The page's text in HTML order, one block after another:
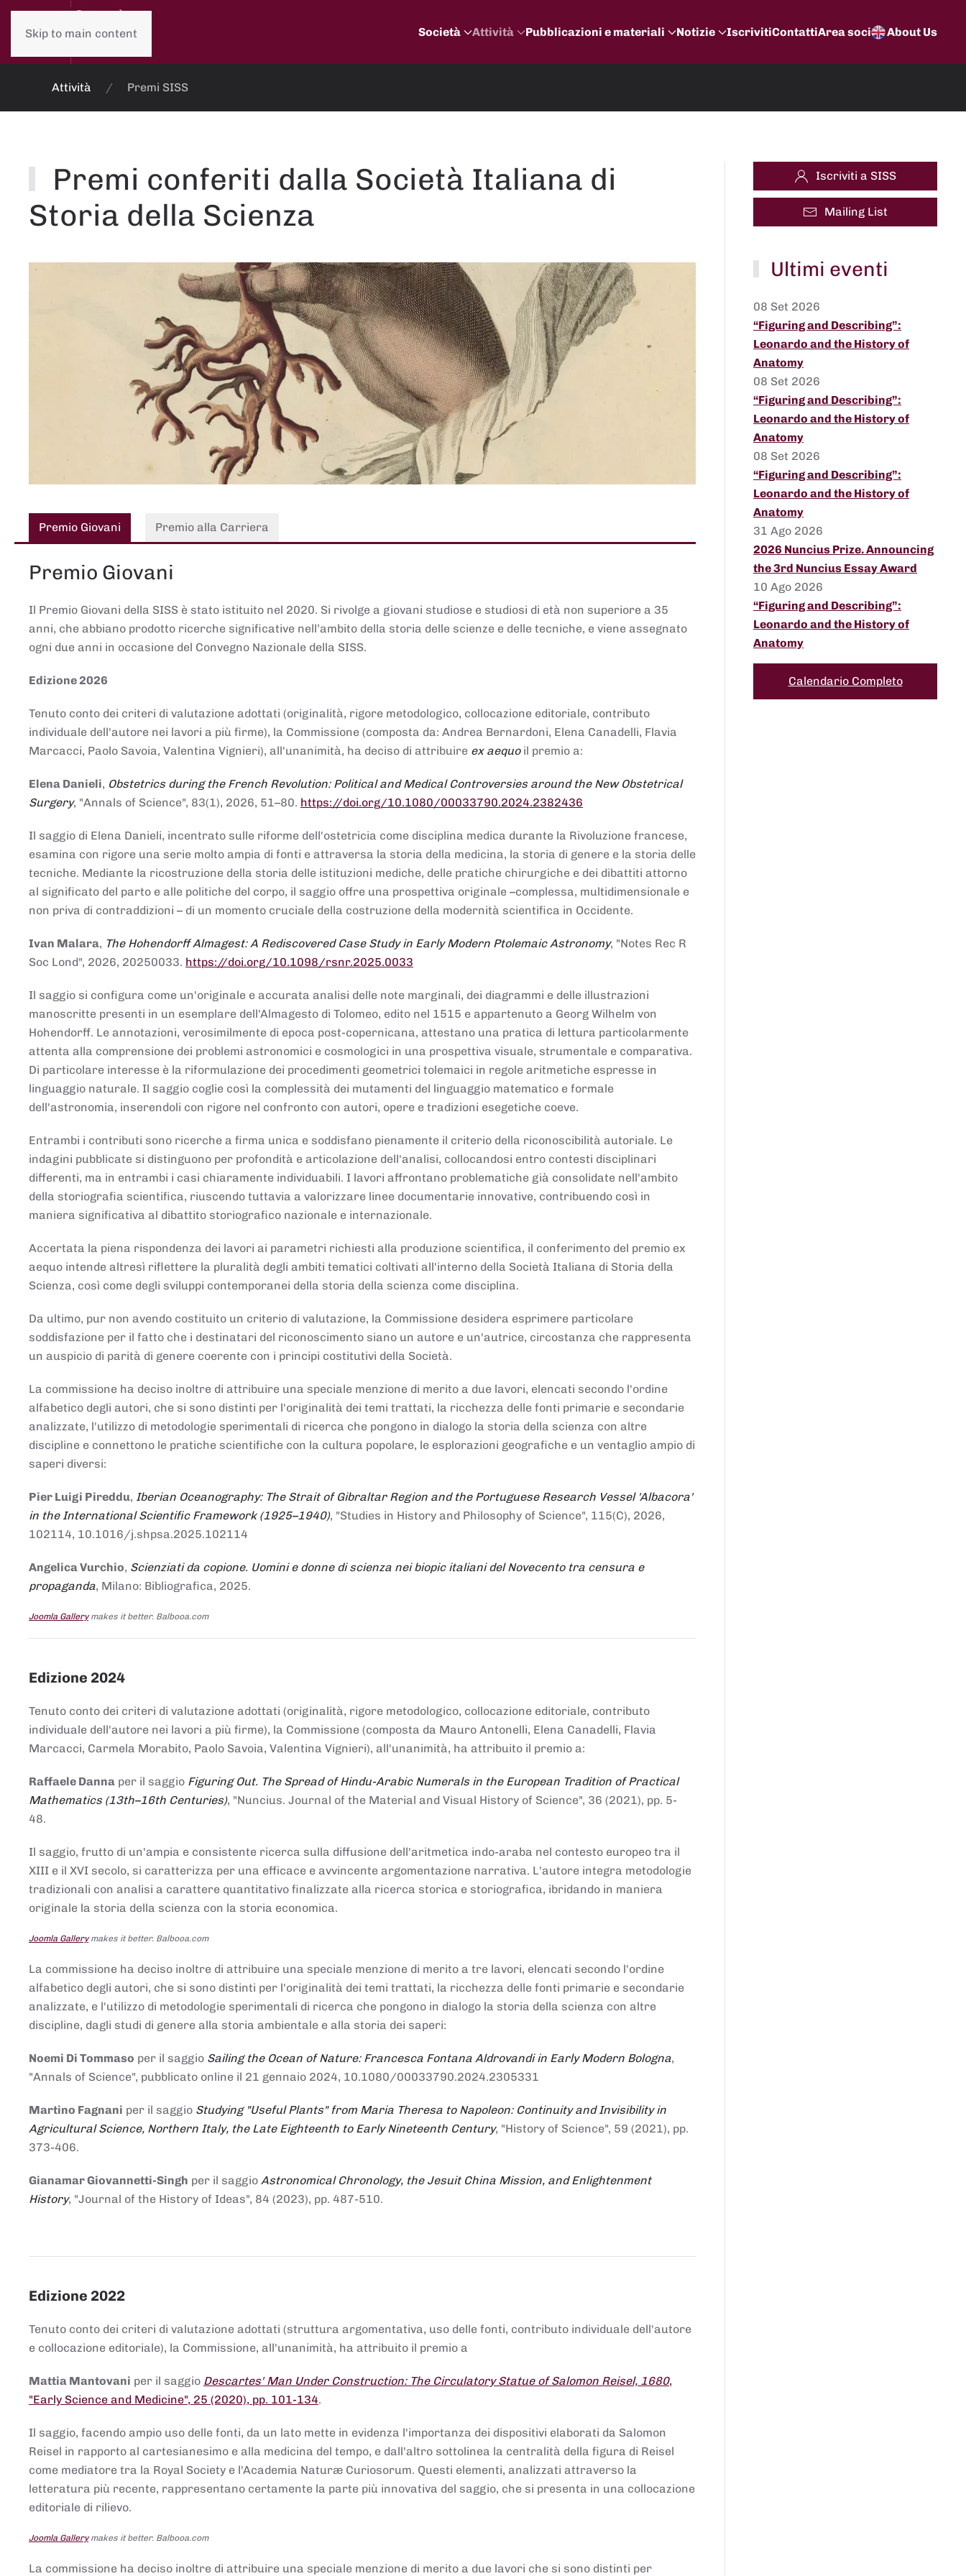
Skip to main content Società Attività Pubblicazioni e materiali Notizie IscrivitiContattiArea soci About Us
Attività Premi SISS
Premi conferiti dalla Società Italiana di
Storia della Scienza
Premio Giovani Premio alla Carriera
Premio Giovani
Il Premio Giovani della SISS è stato istituito nel 2020. Si rivolge a giovani studiose e studiosi di età non superiore a 35
anni, che abbiano prodotto ricerche significative nell’ambito della storia delle scienze e delle tecniche, e viene assegnato
ogni due anni in occasione del Convegno Nazionale della SISS.
Edizione 2026
Tenuto conto dei criteri di valutazione adottati (originalità, rigore metodologico, collocazione editoriale, contributo
individuale dell'autore nei lavori a più firme), la Commissione (composta da: Andrea Bernardoni, Elena Canadelli, Flavia
Marcacci, Paolo Savoia, Valentina Vignieri), all'unanimità, ha deciso di attribuire ex aequoil premio a:
Elena Danieli, Obstetrics during the French Revolution: Political and Medical Controversies around the New Obstetrical
Surgery, "Annals of Science", 83(1), 2026, 51–80. https://doi.org/10.1080/00033790.2024.2382436
Il saggio di Elena Danieli, incentrato sulle riforme dell'ostetricia come disciplina medica durante la Rivoluzione francese,
esamina con rigore una serie molto ampia di fonti e attraversa la storia della medicina, la storia di genere e la storia delle
tecniche. Mediante la ricostruzione della storia delle istituzioni mediche, delle pratiche chirurgiche e dei dibattiti attorno
al significato del parto e alle politiche del corpo, il saggio offre una prospettiva originale –complessa, multidimensionale e
non priva di contraddizioni – di un momento cruciale della costruzione della modernità scientifica in Occidente.
Ivan Malara, The Hohendorff Almagest: A Rediscovered Case Study in Early Modern Ptolemaic Astronomy, "Notes Rec R
Soc Lond", 2026, 20250033. https://doi.org/10.1098/rsnr.2025.0033
Il saggio si configura come un'originale e accurata analisi delle note marginali, dei diagrammi e delle illustrazioni
manoscritte presenti in un esemplare dell'Almagesto di Tolomeo, edito nel 1515 e appartenuto a Georg Wilhelm von
Hohendorff. Le annotazioni, verosimilmente di epoca post-copernicana, attestano una pratica di lettura particolarmente
attenta alla comprensione dei problemi astronomici e cosmologici in una prospettiva visuale, strumentale e comparativa.
Di particolare interesse è la riformulazione dei procedimenti geometrici tolemaici in regole aritmetiche espresse in
linguaggio naturale. Il saggio coglie così la complessità dei mutamenti del linguaggio matematico e formale
dell'astronomia, inserendoli con rigore nel confronto con autori, opere e tradizioni esegetiche coeve.
Entrambi i contributi sono ricerche a firma unica e soddisfano pienamente il criterio della riconoscibilità autoriale. Le
indagini pubblicate si distinguono per profondità e articolazione dell'analisi, collocandosi entro contesti disciplinari
differenti, ma in entrambi i casi chiaramente individuabili. I lavori affrontano problematiche già consolidate nell'ambito
della storiografia scientifica, riuscendo tuttavia a valorizzare linee documentarie innovative, contribuendo così in
maniera significativa al dibattito storiografico nazionale e internazionale.
Accertata la piena rispondenza dei lavori ai parametri richiesti alla produzione scientifica, il conferimento del premio ex
aequo intende altresì riflettere la pluralità degli ambiti tematici coltivati all'interno della Società Italiana di Storia della
Scienza, così come degli sviluppi contemporanei della storia della scienza come disciplina.
Da ultimo, pur non avendo costituito un criterio di valutazione, la Commissione desidera esprimere particolare
soddisfazione per il fatto che i destinatari del riconoscimento siano un autore e un'autrice, circostanza che rappresenta
un auspicio di parità di genere coerente con i principi costitutivi della Società.
La commissione ha deciso inoltre di attribuire una speciale menzione di merito a due lavori, elencati secondo l'ordine
alfabetico degli autori, che si sono distinti per l'originalità dei temi trattati, la ricchezza delle fonti primarie e secondarie
analizzate, l'utilizzo di metodologie sperimentali di ricerca che pongono in dialogo la storia della scienza con altre
discipline e connettono le pratiche scientifiche con la cultura popolare, le esplorazioni geografiche e un ventaglio ampio di
saperi diversi:
Pier Luigi Pireddu, Iberian Oceanography: The Strait of Gibraltar Region and the Portuguese Research Vessel 'Albacora'
in the International Scientific Framework (1925–1940), "Studies in History and Philosophy of Science", 115(C), 2026,
102114, 10.1016/j.shpsa.2025.102114
Angelica Vurchio, Scienziati da copione. Uomini e donne di scienza nei biopic italiani del Novecento tra censura e
propaganda, Milano: Bibliografica, 2025.
Joomla Gallerymakes it better. Balbooa.com
Edizione 2024
Tenuto conto dei criteri di valutazione adottati (originalità, rigore metodologico, collocazione editoriale, contributo
individuale dell'autore nei lavori a più firme), la Commissione (composta da Mauro Antonelli, Elena Canadelli, Flavia
Marcacci, Carmela Morabito, Paolo Savoia, Valentina Vignieri), all'unanimità, ha attribuito il premio a:
Raffaele Danna per il saggio Figuring Out. The Spread of Hindu-Arabic Numerals in the European Tradition of Practical
Mathematics (13th–16th Centuries), "Nuncius. Journal of the Material and Visual History of Science", 36 (2021), pp. 5-
48.
Il saggio, frutto di un'ampia e consistente ricerca sulla diffusione dell'aritmetica indo-araba nel contesto europeo tra il
XIII e il XVI secolo, si caratterizza per una efficace e avvincente argomentazione narrativa. L'autore integra metodologie
tradizionali con analisi a carattere quantitativo finalizzate alla ricerca storica e storiografica, ibridando in maniera
originale la storia della scienza con la storia economica.
Joomla Gallerymakes it better. Balbooa.com
La commissione ha deciso inoltre di attribuire una speciale menzione di merito a tre lavori, elencati secondo l'ordine
alfabetico degli autori, che si sono distinti per l'originalità dei temi trattati, la ricchezza delle fonti primarie e secondarie
analizzate, e l'utilizzo di metodologie sperimentali di ricerca che pongono in dialogo la storia della scienza con altre
discipline, dagli studi di genere alla storia ambientale e alla storia dei saperi:
Noemi Di Tommaso per il saggio Sailing the Ocean of Nature: Francesca Fontana Aldrovandi in Early Modern Bologna,
"Annals of Science", pubblicato online il 21 gennaio 2024, 10.1080/00033790.2024.2305331
Martino Fagnani per il saggio Studying "Useful Plants" from Maria Theresa to Napoleon: Continuity and Invisibility in
Agricultural Science, Northern Italy, the Late Eighteenth to Early Nineteenth Century, "History of Science", 59 (2021), pp.
373-406.
Gianamar Giovannetti-Singh per il saggio Astronomical Chronology, the Jesuit China Mission, and Enlightenment
History, "Journal of the History of Ideas", 84 (2023), pp. 487-510.
Edizione 2022
Tenuto conto dei criteri di valutazione adottati (struttura argomentativa, uso delle fonti, contributo individuale dell'autore
e collocazione editoriale), la Commissione, all'unanimità, ha attribuito il premio a
Mattia Mantovani per il saggio Descartes' Man Under Construction: The Circulatory Statue of Salomon Reisel, 1680,
"Early Science and Medicine", 25 (2020), pp. 101-134.
Il saggio, facendo ampio uso delle fonti, da un lato mette in evidenza l'importanza dei dispositivi elaborati da Salomon
Reisel in rapporto al cartesianesimo e alla medicina del tempo, e dall'altro sottolinea la centralità della figura di Reisel
come mediatore tra la Royal Society e l'Academia Naturæ Curiosorum. Questi elementi, analizzati attraverso la
letteratura più recente, rappresentano certamente la parte più innovativa del saggio, che si presenta in una collocazione
editoriale di rilievo.
Joomla Gallerymakes it better. Balbooa.com
La commissione ha deciso inoltre di attribuire una speciale menzione di merito a due lavori che si sono distinti per
Iscriviti a SISS
Mailing List
Ultimi eventi
08 Set 2026
“Figuring and Describing”:
Leonardo and the History of
Anatomy
08 Set 2026
“Figuring and Describing”:
Leonardo and the History of
Anatomy
08 Set 2026
“Figuring and Describing”:
Leonardo and the History of
Anatomy
31 Ago 2026
2026 Nuncius Prize. Announcing
the 3rd Nuncius Essay Award
10 Ago 2026
“Figuring and Describing”:
Leonardo and the History of
Anatomy
Calendario Completo